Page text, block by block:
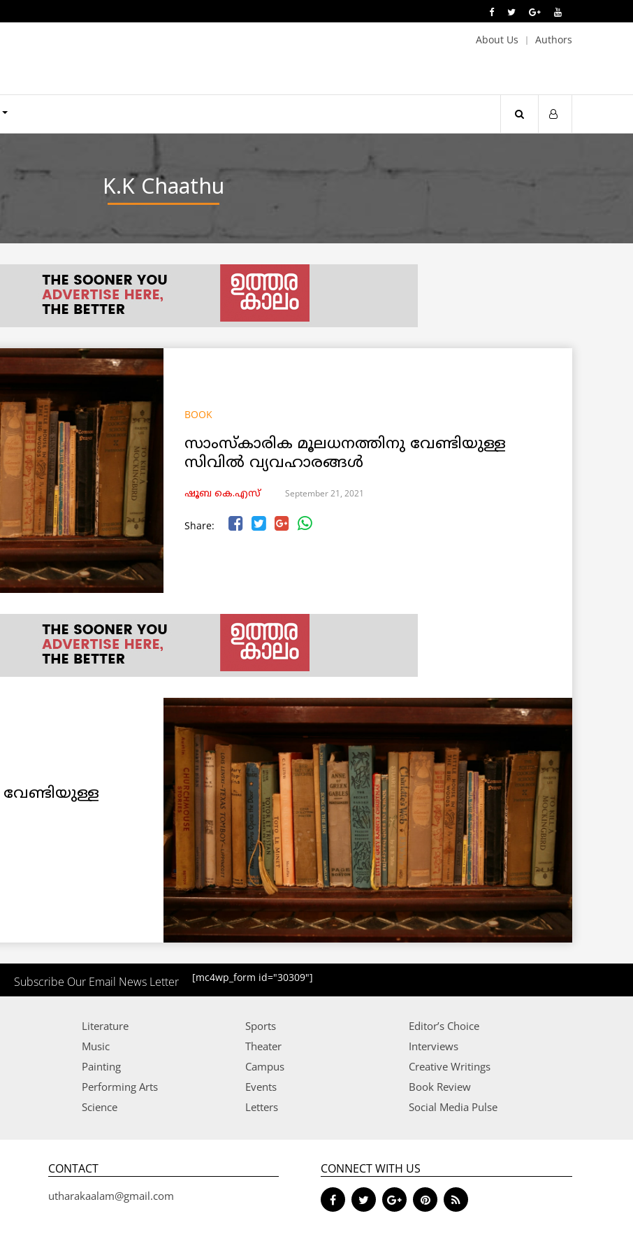
About Us Authors
K.K Chaathu
BOOK
സാംസ്കാരിക മൂലധനത്തിനു വേണ്ടിയുള്ള
സിവിൽ വ്യവഹാരങ്ങൾ
ഷൂബ കെ.എസ് September 21, 2021
Share:
Subscribe Our Email News Letter [mc4wp_form id="30309"]
Literature
Music
Painting
Performing Arts
Science
Sports
Theater
Campus
Events
Letters
Editor’s Choice
Interviews
Creative Writings
Book Review
Social Media Pulse
CONTACT
utharakaalam@gmail.com
CONNECT WITH US